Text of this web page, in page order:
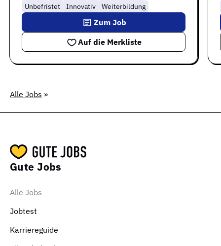
Unbefristet
Innovativ Weiterbildung
Auf die Merkliste
Zum Job
Alle Jobs »
Gute Jobs
Alle Jobs
Jobtest
Karriereguide